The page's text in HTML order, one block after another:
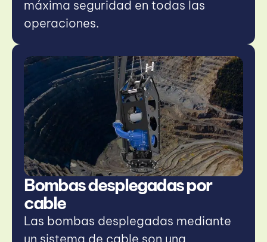
Bombas desplegadas por
cable​
Las bombas desplegadas mediante
un sistema de cable son una
máxima seguridad en todas las
operaciones.